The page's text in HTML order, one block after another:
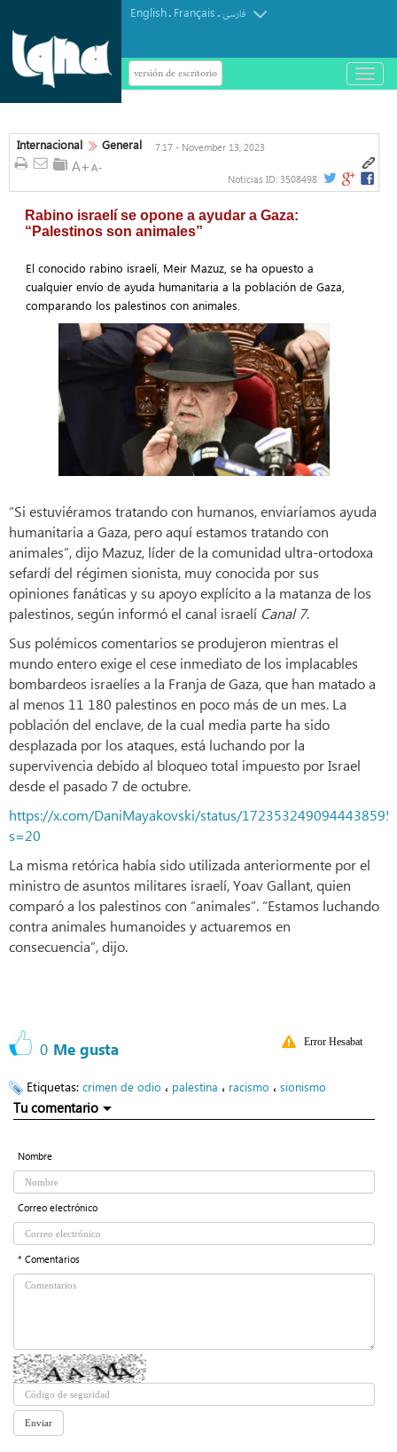
English. Français.فارسی
versión de escritorio
باز
و
Internacional General 7:17 - November 13, 2023
Noticias ID: 3508498
Rabino israelí se opone a ayudar a Gaza:
“Palestinos son animales”
El conocido rabino israelí, Meir Mazuz, se ha opuesto a
cualquier envío de ayuda humanitaria a la población de Gaza,
comparando los palestinos con animales.
“Si estuviéramos tratando con humanos, enviaríamos ayuda
humanitaria a Gaza, pero aquí estamos tratando con
animales”, dijo Mazuz, líder de la comunidad ultra-ortodoxa
sefardí del régimen sionista, muy conocida por sus
opiniones fanáticas y su apoyo explícito a la matanza de los
palestinos, según informó el canal israelí Canal 7.
Sus polémicos comentarios se produjeron mientras el
mundo entero exige el cese inmediato de los implacables
bombardeos israelíes a la Franja de Gaza, que han matado a
al menos 11 180 palestinos en poco más de un mes. La
población del enclave, de la cual media parte ha sido
desplazada por los ataques, está luchando por la
supervivencia debido al bloqueo total impuesto por Israel
desde el pasado 7 de octubre.
https://x.com/DaniMayakovski/status/
s=20
La misma retórica había sido utilizada anteriormente por el
ministro de asuntos militares israelí, Yoav Gallant, quien
comparó a los palestinos con “animales”. “Estamos luchando
contra animales humanoides y actuaremos en
consecuencia”, dijo.
0 Me gusta Error Hesabat
Etiquetas: crimen de odio ، palestina ، racismo ، sionismo
Tu comentario
Nombre
Correo electrónico
* Comentarios